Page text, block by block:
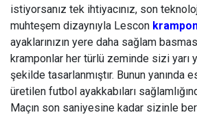
istiyorsanız tek ihtiyacınız, son
muhteşem dizaynıyla Lescon
ayaklarınızın yere daha sağlam
kramponlar her türlü zeminde sizi yarı
şekilde tasarlanmıştır. Bunun yanında
üretilen futbol ayakkabıları
Maçın son saniyesine kadar sizinle